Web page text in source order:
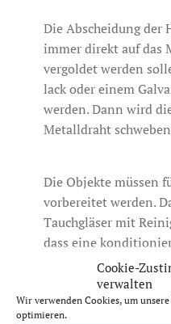
Cookie-
verwalten
Wir verwenden Cookies, um
optimieren.
Die Abscheidung der
immer direkt auf das
vergoldet werden
lack oder einem
werden. Dann wird
Metalldraht
Die Objekte müssen
vorbereitet werden.
Tauchgläser mit
dass eine
an der das Gold
Fazit